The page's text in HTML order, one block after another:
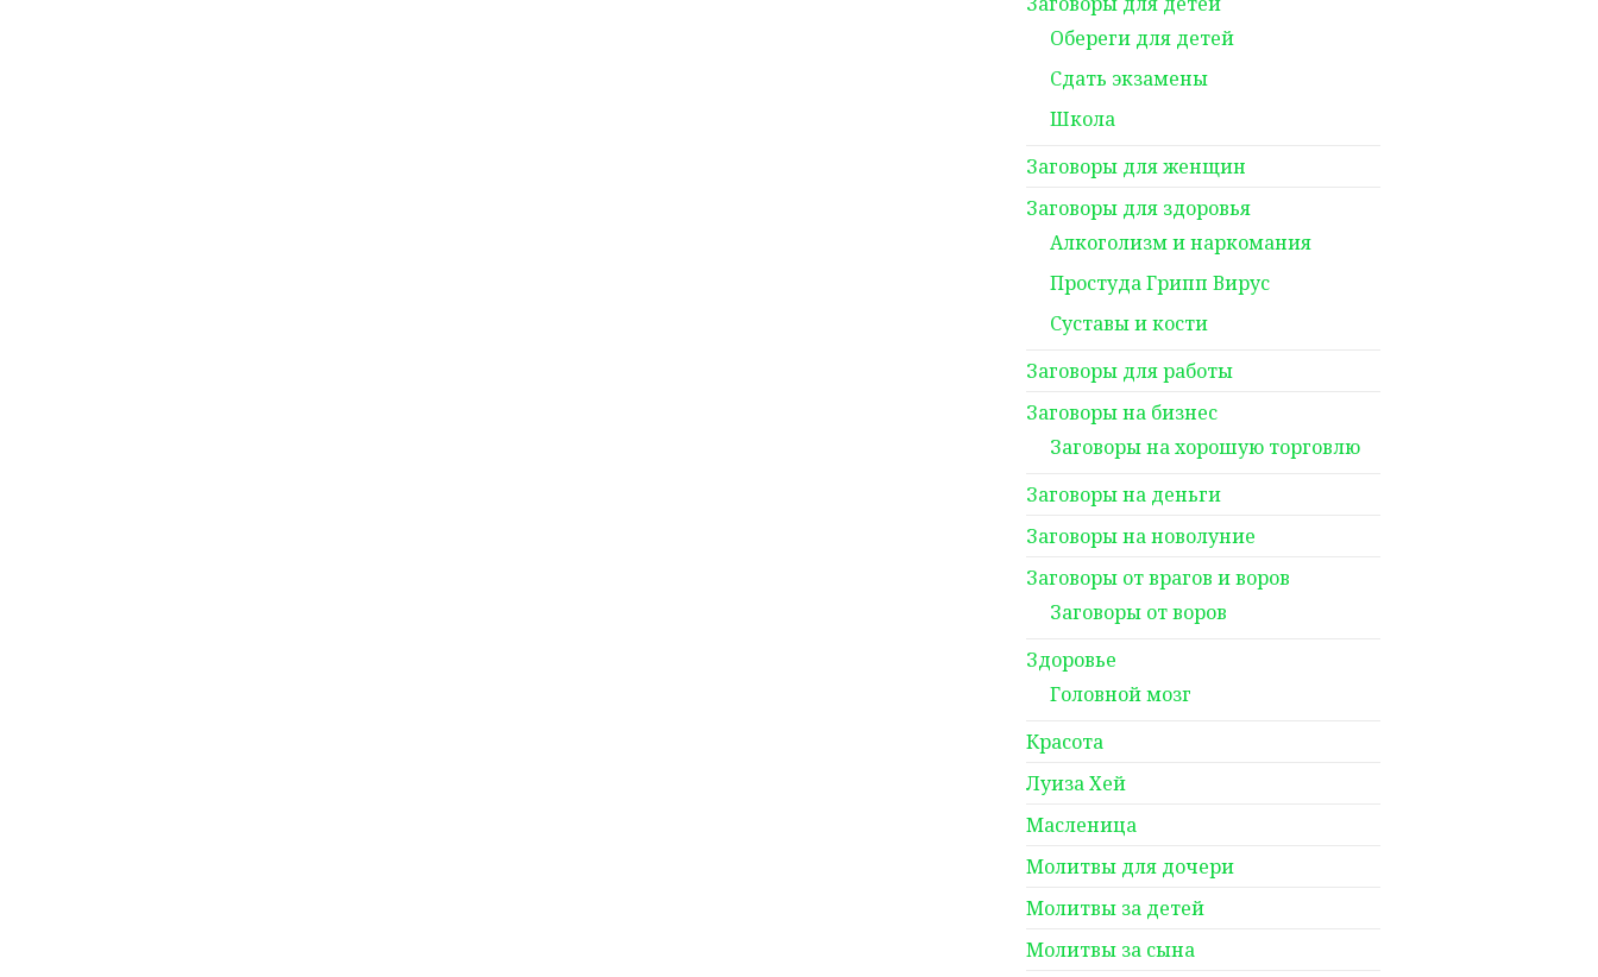
Обереги для детей
Сдать экзамены
Школа
Заговоры для женщин
Заговоры для здоровья
Алкоголизм и наркомания
Простуда Грипп Вирус
Суставы и кости
Заговоры для работы
Заговоры на бизнес
Заговоры на хорошую торговлю
Заговоры на деньги
Заговоры на новолуние
Заговоры от врагов и воров
Заговоры от воров
Здоровье
Головной мозг
Красота
Луиза Хей
Масленица
Молитвы для дочери
Молитвы за детей
Молитвы за сына